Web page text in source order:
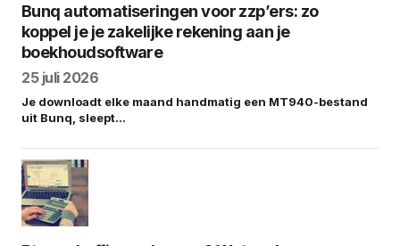
Bunq automatiseringen voor zzp’ers: zo
koppel je je zakelijke rekening aan je
boekhoudsoftware
25 juli 2026
Je downloadt elke maand handmatig een MT940-bestand
uit Bunq, sleept…